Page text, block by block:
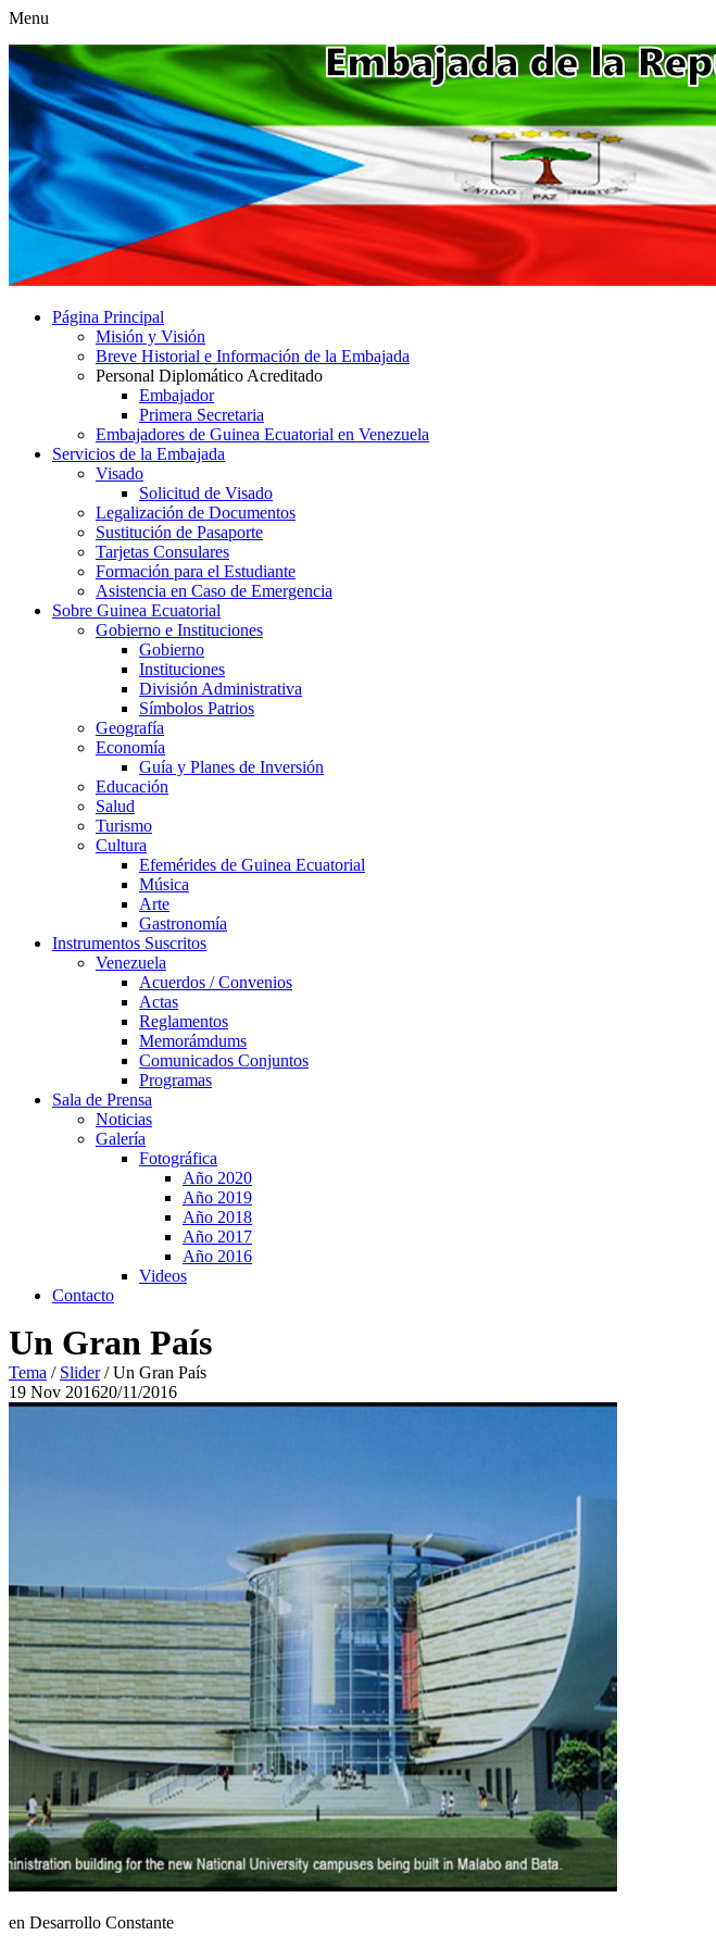
Menu
Página Principal
Misión y Visión
Breve Historial e Información de la Embajada
Personal Diplomático Acreditado
Embajador
Primera Secretaria
Embajadores de Guinea Ecuatorial en Venezuela
Servicios de la Embajada
Visado
Solicitud de Visado
Legalización de Documentos
Sustitución de Pasaporte
Tarjetas Consulares
Formación para el Estudiante
Asistencia en Caso de Emergencia
Sobre Guinea Ecuatorial
Gobierno e Instituciones
Gobierno
Instituciones
División Administrativa
Símbolos Patrios
Geografía
Economía
Guía y Planes de Inversión
Educación
Salud
Turismo
Cultura
Efemérides de Guinea Ecuatorial
Música
Arte
Gastronomía
Instrumentos Suscritos
Venezuela
Acuerdos / Convenios
Actas
Reglamentos
Memorámdums
Comunicados Conjuntos
Programas
Sala de Prensa
Noticias
Galería
Fotográfica
Año 2020
Año 2019
Año 2018
Año 2017
Año 2016
Videos
Contacto
Un Gran País
Tema / Slider/Un Gran País
19 Nov 201620/11/2016
en Desarrollo Constante